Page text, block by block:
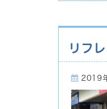
リフ
2019